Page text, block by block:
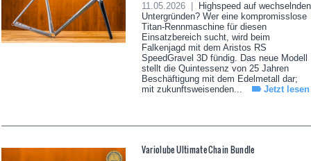
11.05.2026 |
Highspeed auf wechselnden
Untergründen? Wer eine kompromisslose
Titan-Rennmaschine für diesen
Einsatzbereich sucht, wird beim
Falkenjagd mit dem Aristos RS
SpeedGravel 3D fündig. Das neue Modell
stellt die Quintessenz von 25 Jahren
Beschäftigung mit dem Edelmetall dar;
mit zukunftsweisenden...
Jetzt lesen
Variolube Ultimate Chain Bundle